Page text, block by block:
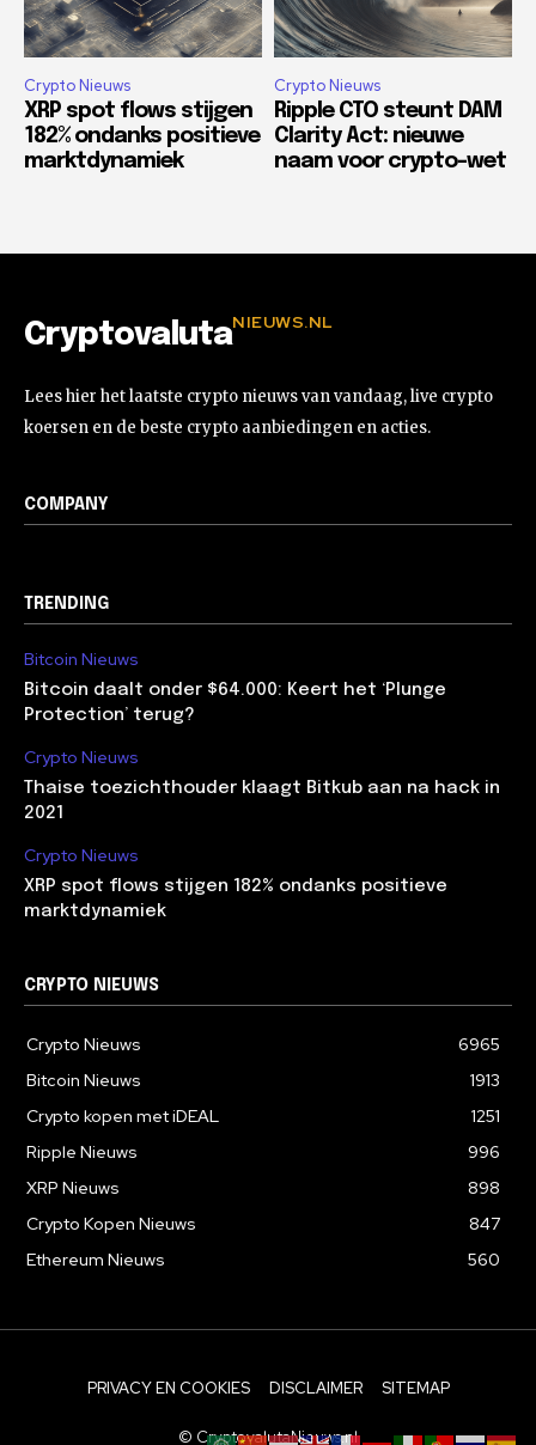
Crypto Nieuws
XRP spot flows stijgen
182% ondanks positieve
marktdynamiek
Crypto Nieuws
Ripple CTO steunt DAM
Clarity Act: nieuwe
naam voor crypto-wet
CryptovalutaNIEUWS.NL
Lees hier het laatste crypto nieuws van vandaag, live crypto
koersen en de beste crypto aanbiedingen en acties.
COMPANY
TRENDING
Bitcoin Nieuws
Bitcoin daalt onder $64.000: Keert het ‘Plunge
Protection’ terug?
Crypto Nieuws
Thaise toezichthouder klaagt Bitkub aan na hack in
2021
Crypto Nieuws
XRP spot flows stijgen 182% ondanks positieve
marktdynamiek
CRYPTO NIEUWS
Crypto Nieuws
6965
Bitcoin Nieuws
1913
Crypto kopen met iDEAL
1251
Ripple Nieuws
996
XRP Nieuws
898
Crypto Kopen Nieuws
847
Ethereum Nieuws
560
PRIVACY EN COOKIES DISCLAIMER SITEMAP
© CryptovalutaNieuws.nl